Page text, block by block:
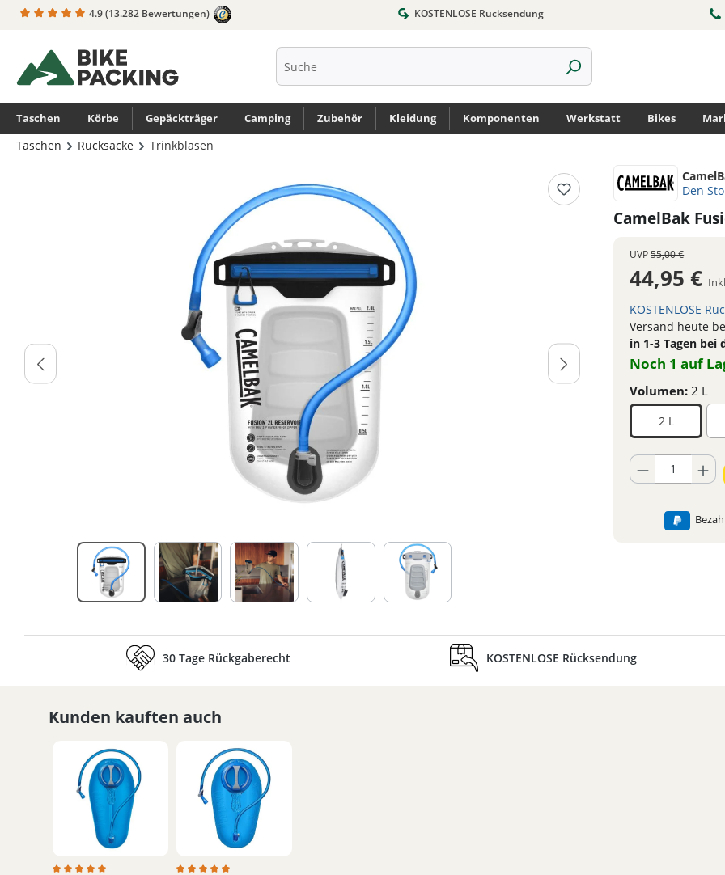
Zur Hauptnavigation springen
4.9(13.282 Bewertungen) KOSTENLOSE Rücksendung
Taschen Körbe Gepäckträger Camping Zubehör Kleidung Komponenten Werkstatt Bikes
Taschen Rucksäcke
Trinkblasen
Den
CamelBak
UVP55,00 €
44,95 €
KOSTENLOSE
Versand heute
in 1-3 Tagen bei
Noch 1 auf
Volumen:2 L
2 L
Produkt Anzahl:
30 Tage Rückgaberecht KOSTENLOSE Rücksendung
Kunden kauften auch